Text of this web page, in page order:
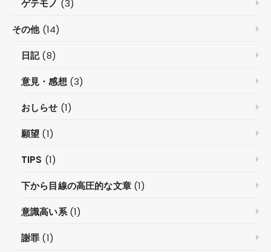
ゲテモノ (3)
その他(14)
日記(8)
意見・感想(3)
おしらせ (1)
願望 (1)
TIPS (1)
下から目線の高圧的な文章(1)
意識高い系(1)
謝罪 (1)